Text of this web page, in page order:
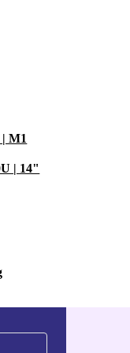
M1
| 14"